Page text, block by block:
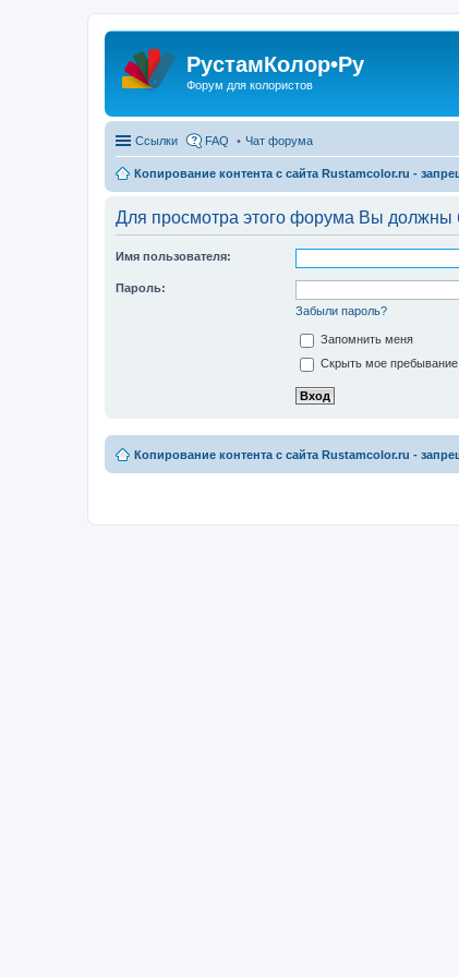
РустамКолор•Ру
Форум для колористов
Ссылки FAQ Чат форума
Копирование контента с сайта Rustamcolor.ru -
Для просмотра этого форума Вы должны
Имя пользователя:
Пароль:
Забыли пароль?
Запомнить меня
Скрыть мое
Копирование контента с сайта Rustamcolor.ru -